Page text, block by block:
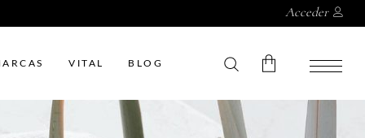
Acceder
VITAL BLOG